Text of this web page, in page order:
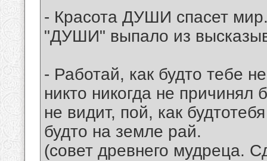
- Красота ДУШИ спасет
"ДУШИ" выпало из
- Работай, как будто тебе
никто никогда не причинял
не видит, пой, как
будто на земле рай.
(совет древнего мудреца.